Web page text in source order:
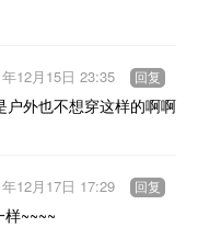
也不想穿这样的啊啊
12月15日 23:35 回复
~~~~
12月17日 17:29 回复